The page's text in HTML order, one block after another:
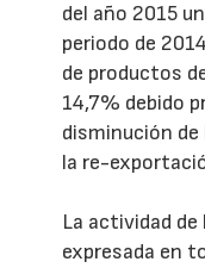
del año 2015
periodo de
de productos
14,7% debido
disminución
la re-
La actividad
expresada en